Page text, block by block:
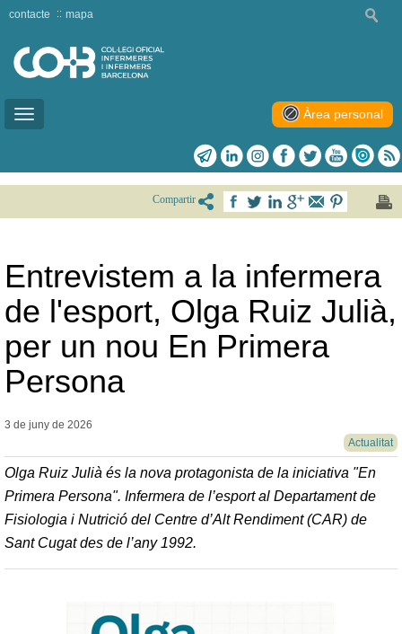
Toggle
contacte mapa
Àrea personal
Compartir
Entrevistem a la infermera
de l'esport, Olga Ruiz Julià,
per un nou En Primera
Persona
3 de juny de 2026
Actualitat
Olga Ruiz Julià és la nova protagonista de la iniciativa "En
Primera Persona". Infermera de l’esport al Departament de
Fisiologia i Nutrició del Centre d’Alt Rendiment (CAR) de
Sant Cugat des de l’any 1992.